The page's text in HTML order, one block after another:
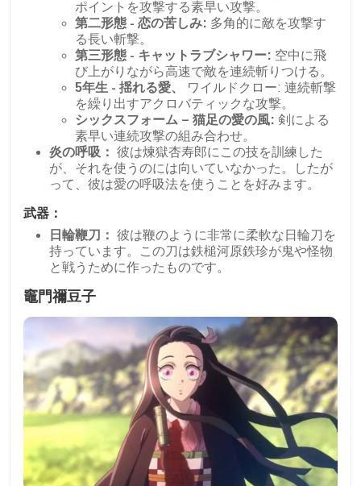
ポイントを攻撃する素早い攻撃。
第二形態 - 恋の苦しみ: 多角的に敵を攻撃す
る長い斬撃。
第三形態 - キャットラブシャワー: 空中に飛
び上がりながら高速で敵を連続斬りつける。
5年生 - 揺れる愛、
ワイルドクロー: 連続斬撃
を繰り出すアクロバティックな攻撃。
シックスフォーム – 猫足の愛の風: 剣による
素早い連続攻撃の組み合わせ。
炎の呼吸： 彼は煉獄杏寿郎にこの技を訓練した
が、それを使うのには向いていなかった。したが
って、彼は愛の呼吸法を使うことを好みます。
武器：
日輪鞭刀： 彼は鞭のように非常に柔軟な日輪刀を
持っています。この刀は鉄槌河原鉄珍が鬼や怪物
と戦うために作ったものです。
竈門禰豆子